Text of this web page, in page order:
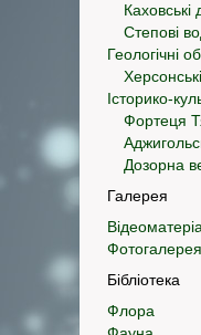
Степові
Геологічні
Історико-
Фортеця
Дозорна
Галерея
Фотогалерея
Бібліотека
Флора